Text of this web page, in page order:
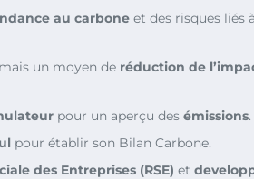
au carbone et des risques liés
un moyen de réduction de
pour un aperçu des émissions.
pour établir son Bilan Carbone.
des Entreprises (RSE) et